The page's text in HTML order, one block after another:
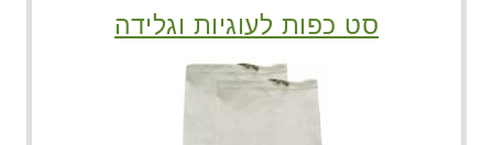
סט כפות לעוגיות וגלידה